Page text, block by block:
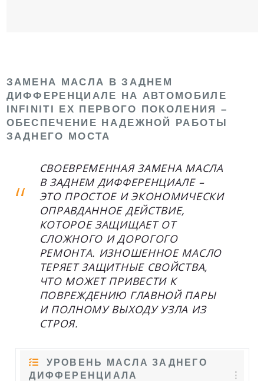
ЗАМЕНА МАСЛА В ЗАДНЕМ
ДИФФЕРЕНЦИАЛЕ НА АВТОМОБИЛЕ
INFINITI EX ПЕРВОГО ПОКОЛЕНИЯ –
ОБЕСПЕЧЕНИЕ НАДЕЖНОЙ РАБОТЫ
ЗАДНЕГО МОСТА
СВОЕВРЕМЕННАЯ ЗАМЕНА МАСЛА
В ЗАДНЕМ ДИФФЕРЕНЦИАЛЕ –
ЭТО ПРОСТОЕ И ЭКОНОМИЧЕСКИ
ОПРАВДАННОЕ ДЕЙСТВИЕ,
КОТОРОЕ ЗАЩИЩАЕТ ОТ
СЛОЖНОГО И ДОРОГОГО
РЕМОНТА. ИЗНОШЕННОЕ МАСЛО
ТЕРЯЕТ ЗАЩИТНЫЕ СВОЙСТВА,
ЧТО МОЖЕТ ПРИВЕСТИ К
ПОВРЕЖДЕНИЮ ГЛАВНОЙ ПАРЫ
И ПОЛНОМУ ВЫХОДУ УЗЛА ИЗ
СТРОЯ.
УРОВЕНЬ МАСЛА ЗАДНЕГО
ДИФФЕРЕНЦИАЛА